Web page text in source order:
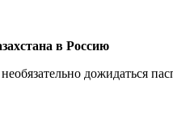
в Россию
дожидаться